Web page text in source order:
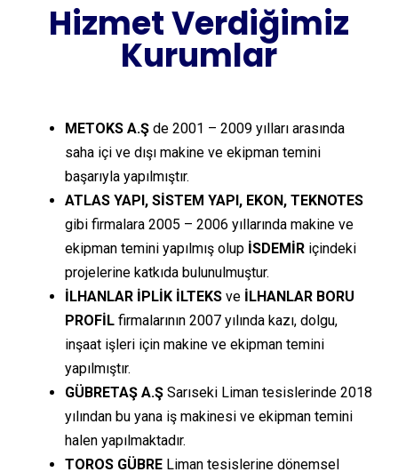
Hizmet Verdiğimiz
Kurumlar
METOKS A.Ş de 2001 – 2009 yılları arasında
saha içi ve dışı makine ve ekipman temini
başarıyla yapılmıştır.
ATLAS YAPI, SİSTEM YAPI, EKON, TEKNOTES
gibi firmalara 2005 – 2006 yıllarında makine ve
ekipman temini yapılmış olup İSDEMİR içindeki
projelerine katkıda bulunulmuştur.
İLHANLAR İPLİK İLTEKS ve İLHANLAR BORU
PROFİL firmalarının 2007 yılında kazı, dolgu,
inşaat işleri için makine ve ekipman temini
yapılmıştır.
GÜBRETAŞ A.Ş Sarıseki Liman tesislerinde 2018
yılından bu yana iş makinesi ve ekipman temini
halen yapılmaktadır.
TOROS GÜBRE Liman tesislerine dönemsel